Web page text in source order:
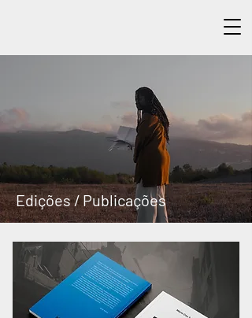
Edições / Publicações